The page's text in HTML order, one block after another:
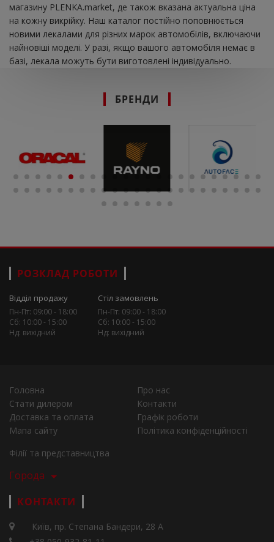
магазину PLENKA.market, де також вказана актуальна ціна
на кожну викрійку. Наш каталог постійно поповнюється
новими лекалами для різних марок автомобілів, включаючи
найновіші моделі. У разі, якщо вашого автомобіля немає в
базі, лекала можуть бути виготовлені індивідуально.
БРЕНДИ
РОЗКЛАД РОБОТИ
Відділ продажу
Пн-Пт: 09:00 - 18:00
Сб: 10:00 - 15:00
Нд: вихідний
Стіл замовлень
Пн-Пт: 09:00 - 18:00
Сб: 10:00 - 15:00
Нд: вихідний
Головна
Про нас
Стати дилером
Контакти
Доставка та оплата
Графік роботи
Мапа сайту
Політика конфіденційності
Філії та представництва
Города
КОНТАКТИ
Київ, пр. Степана Бандери, 28 А